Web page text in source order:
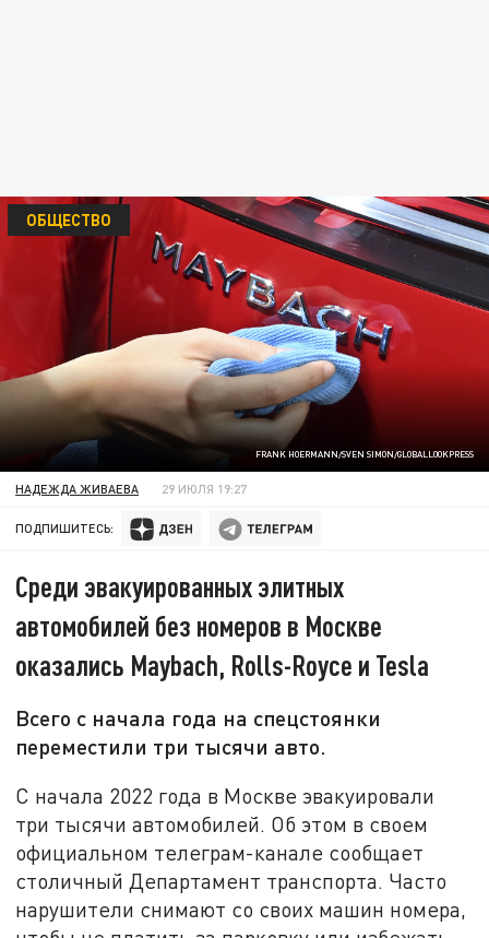
FRANK HOERMANN/SVEN SIMON/GLOBALLOOKPRESS
ОБЩЕСТВО
НАДЕЖДА ЖИВАЕВА 29 ИЮЛЯ 19:27
ПОДПИШИТЕСЬ:
Среди эвакуированных элитных
автомобилей без номеров в Москве
оказались Maybach, Rolls-Royce и Tesla
Всего с начала года на спецстоянки
переместили три тысячи авто.
С начала 2022 года в Москве эвакуировали
три тысячи автомобилей. Об этом в своем
официальном телеграм-канале сообщает
столичный Департамент транспорта. Часто
нарушители снимают со своих машин номера,